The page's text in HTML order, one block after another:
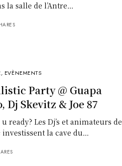
la salle de l’Antre…
, EVÈNEMENTS
Party @ Guapa
Dj Skevitz & Joe 87
ready? Les Dj’s et animateurs de
la cave du…